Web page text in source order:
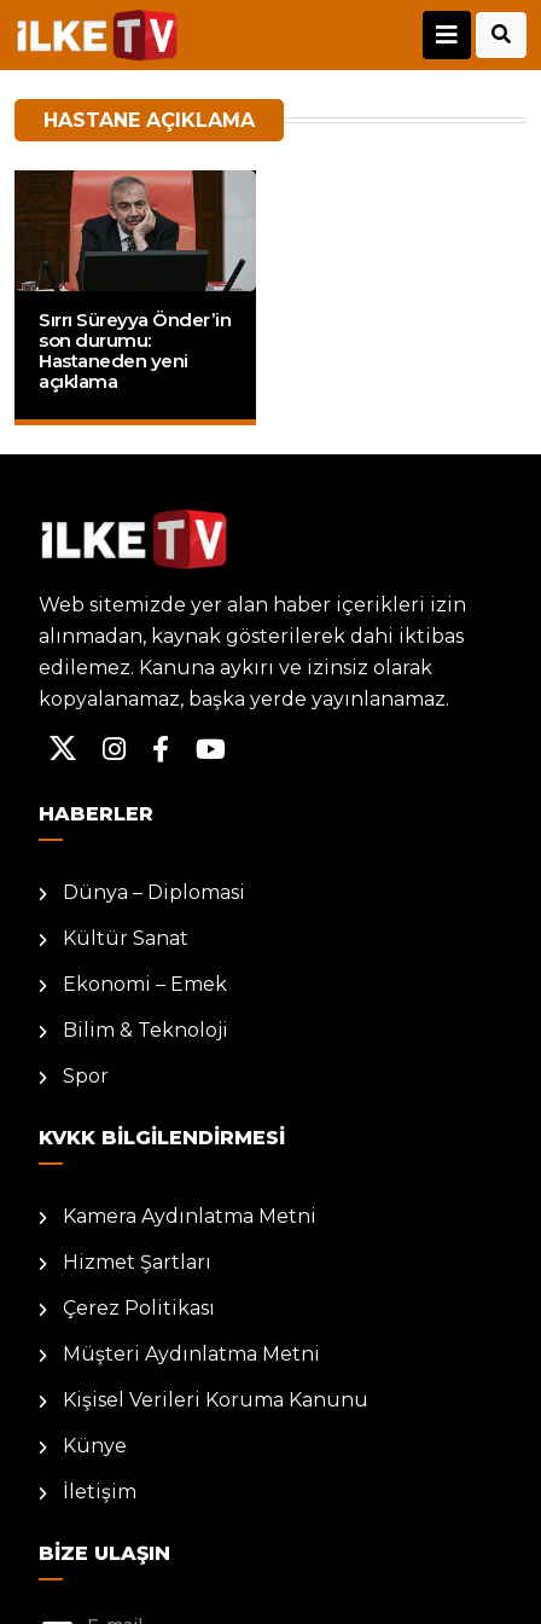
HASTANE AÇIKLAMA
Sırrı Süreyya Önder’in
son durumu:
Hastaneden yeni
açıklama
Web sitemizde yer alan haber içerikleri izin
alınmadan, kaynak gösterilerek dahi iktibas
edilemez. Kanuna aykırı ve izinsiz olarak
kopyalanamaz, başka yerde yayınlanamaz.
HABERLER
Dünya – Diplomasi
Kültür Sanat
Ekonomi – Emek
Bilim & Teknoloji
Spor
KVKK BILGILENDIRMESI
Kamera Aydınlatma Metni
Hizmet Şartları
Çerez Politikası
Müşteri Aydınlatma Metni
Kişisel Verileri Koruma Kanunu
Künye
İletişim
BIZE ULAŞIN